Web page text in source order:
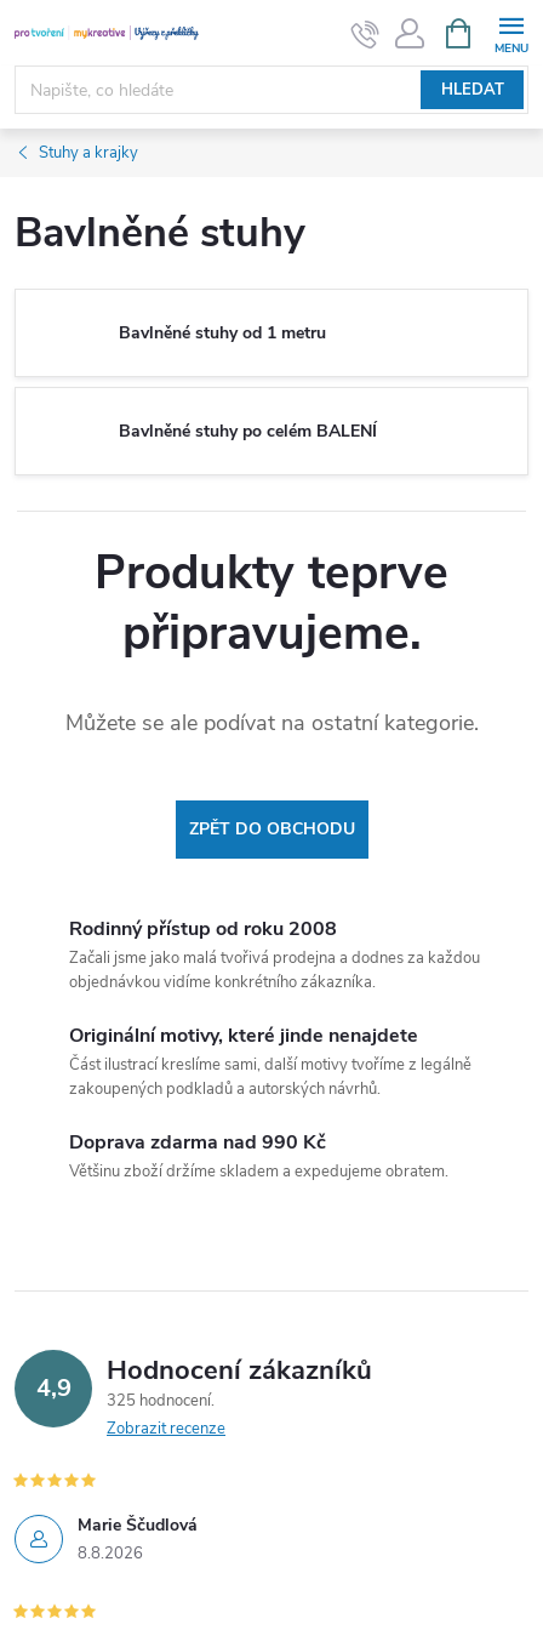
na
obsah
HLEDAT
NÁKUPNÍ
KOŠÍK
Stuhy a krajky
Bavlněné stuhy
Bavlněné stuhy od 1 metru
Bavlněné stuhy po celém BALENÍ
Produkty teprve
připravujeme.
Můžete se ale podívat na ostatní kategorie.
ZPĚT DO OBCHODU
Rodinný přístup od roku 2008
Začali jsme jako malá tvořivá prodejna a dodnes za každou
objednávkou vidíme konkrétního zákazníka.
Originální motivy, které jinde nenajdete
Část ilustrací kreslíme sami, další motivy tvoříme z legálně
zakoupených podkladů a autorských návrhů.
Doprava zdarma nad 990 Kč
Většinu zboží držíme skladem a expedujeme obratem.
4,9 Hodnocení zákazníků
325 hodnocení
Zobrazit recenze
Marie Ščudlová
8.8.2026